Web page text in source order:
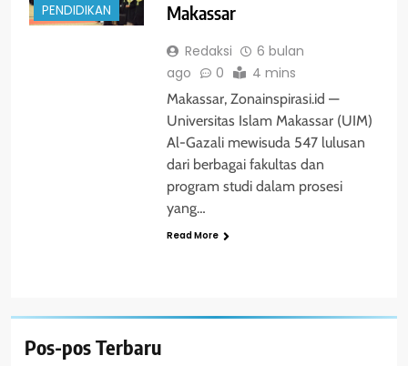
PENDIDIKAN
Makassar
Redaksi
6 bulan
ago
0 4 mins
Makassar, Zonainspirasi.id —
Universitas Islam Makassar (UIM)
Al-Gazali mewisuda 547 lulusan
dari berbagai fakultas dan
program studi dalam prosesi
yang…
Read More
Pos-pos Terbaru